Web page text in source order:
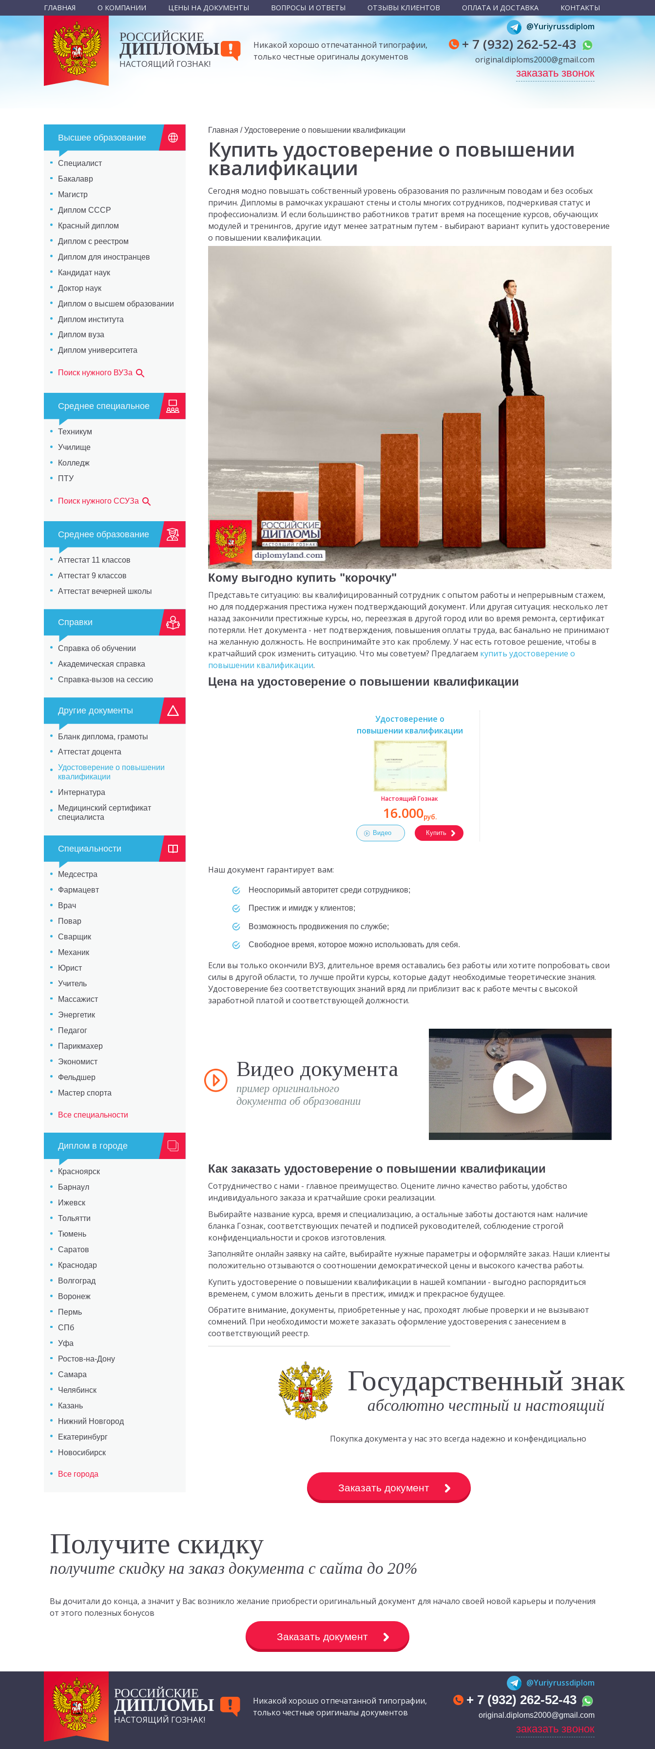
ГЛАВНАЯ О КОМПАНИИ ЦЕНЫ НА ДОКУМЕНТЫ ВОПРОСЫ И ОТВЕТЫ ОТЗЫВЫ КЛИЕНТОВ ОПЛАТА И ДОСТАВКА КОНТАКТЫ
РОССИЙСКИЕ
ДИПЛОМЫ
НАСТОЯЩИЙ ГОЗНАК!
Никакой хорошо отпечатанной типографии,
только честные оригиналы документов
@Yuriyrussdiplom
+ 7 (932) 262-52-43
original.diploms2000@gmail.com
заказать звонок
Высшее образование
Специалист
Бакалавр
Магистр
Диплом СССР
Красный диплом
Диплом с реестром
Диплом для иностранцев
Кандидат наук
Доктор наук
Диплом о высшем образовании
Диплом института
Диплом вуза
Диплом университета
Поиск нужного ВУЗа
Среднее специальное
Техникум
Училище
Колледж
ПТУ
Поиск нужного ССУЗа
Среднее образование
Аттестат 11 классов
Аттестат 9 классов
Аттестат вечерней школы
Справки
Справка об обучении
Академическая справка
Справка-вызов на сессию
Другие документы
Бланк диплома, грамоты
Аттестат доцента
Удостоверение о повышении
квалификации
Интернатура
Медицинский сертификат
специалиста
Специальности
Медсестра
Фармацевт
Врач
Повар
Сварщик
Механик
Юрист
Учитель
Массажист
Энергетик
Педагог
Парикмахер
Экономист
Фельдшер
Мастер спорта
Все специальности
Диплом в городе
Красноярск
Барнаул
Ижевск
Тольятти
Тюмень
Саратов
Краснодар
Волгоград
Воронеж
Пермь
СПб
Уфа
Ростов-на-Дону
Самара
Челябинск
Казань
Нижний Новгород
Екатеринбург
Новосибирск
Все города
Главная /Удостоверение о повышении квалификации
Купить удостоверение о повышении
квалификации
Сегодня модно повышать собственный уровень образования по различным поводам и без особых
причин. Дипломы в рамочках украшают стены и столы многих сотрудников, подчеркивая статус и
профессионализм. И если большинство работников тратит время на посещение курсов, обучающих
модулей и тренингов, другие идут менее затратным путем - выбирают вариант купить удостоверение
о повышении квалификации.
Кому выгодно купить "корочку"
Представьте ситуацию: вы квалифицированный сотрудник с опытом работы и непрерывным стажем,
но для поддержания престижа нужен подтверждающий документ. Или другая ситуация: несколько лет
назад закончили престижные курсы, но, переезжая в другой город или во время ремонта, сертификат
потеряли. Нет документа - нет подтверждения, повышения оплаты труда, вас банально не принимают
на желанную должность. Не воспринимайте это как проблему. У нас есть готовое решение, чтобы в
кратчайший срок изменить ситуацию. Что мы советуем? Предлагаем купить удостоверение о
повышении квалификации.
Цена на удостоверение о повышении квалификации
Удостоверение о
повышении квалификации
Настоящий Гознак
16.000руб.
Видео Купить
Наш документ гарантирует вам:
неоспоримый авторитет среди сотрудников;
престиж и имидж у клиентов;
возможность продвижения по службе;
свободное время, которое можно использовать для себя.
Если вы только окончили ВУЗ, длительное время оставались без работы или хотите попробовать свои
силы в другой области, то лучше пройти курсы, которые дадут необходимые теоретические знания.
Удостоверение без соответствующих знаний вряд ли приблизит вас к работе мечты с высокой
заработной платой и соответствующей должности.
Видео документа
пример оригинального
документа об образовании
Как заказать удостоверение о повышении квалификации
Сотрудничество с нами - главное преимущество. Оцените лично качество работы, удобство
индивидуального заказа и кратчайшие сроки реализации.
Выбирайте название курса, время и специализацию, а остальные заботы достаются нам: наличие
бланка Гознак, соответствующих печатей и подписей руководителей, соблюдение строгой
конфиденциальности и сроков изготовления.
Заполняйте онлайн заявку на сайте, выбирайте нужные параметры и оформляйте заказ. Наши клиенты
положительно отзываются о соотношении демократической цены и высокого качества работы.
Купить удостоверение о повышении квалификации в нашей компании - выгодно распорядиться
временем, с умом вложить деньги в престиж, имидж и прекрасное будущее.
Обратите внимание, документы, приобретенные у нас, проходят любые проверки и не вызывают
сомнений. При необходимости можете заказать оформление удостоверения с занесением в
соответствующий реестр.
Государственный знак
абсолютно честный и настоящий
Покупка документа у нас это всегда надежно и конфендициально
Заказать документ
Получите скидку
получите скидку на заказ документа с сайта до 20%
Вы дочитали до конца, а значит у Вас возникло желание приобрести оригинальный документ для начало своей новой карьеры и получения
от этого полезных бонусов
Заказать документ
РОССИЙСКИЕ
ДИПЛОМЫ
НАСТОЯЩИЙ ГОЗНАК!
Никакой хорошо отпечатанной типографии,
только честные оригиналы документов
@Yuriyrussdiplom
+ 7 (932) 262-52-43
original.diploms2000@gmail.com
заказать звонок